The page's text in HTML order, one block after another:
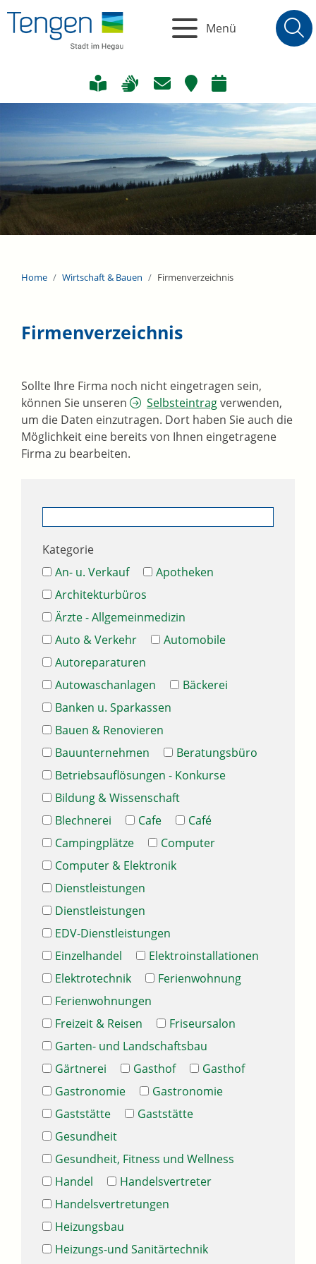
Menü
Home Wirtschaft & Bauen Firmenverzeichnis
Firmenverzeichnis
Sollte Ihre Firma noch nicht eingetragen sein,
können Sie unseren
Selbsteintragverwenden,
um die Daten einzutragen. Dort haben Sie auch die
Möglichkeit eine bereits von Ihnen eingetragene
Firma zu bearbeiten.
Kategorie
An- u. Verkauf
Apotheken
Architekturbüros
Ärzte - Allgemeinmedizin
Auto & Verkehr
Automobile
Autoreparaturen
Autowaschanlagen
Bäckerei
Banken u. Sparkassen
Bauen & Renovieren
Bauunternehmen
Beratungsbüro
Betriebsauflösungen - Konkurse
Bildung & Wissenschaft
Blechnerei
Cafe
Café
Campingplätze
Computer
Computer & Elektronik
Dienstleistungen
Dienstleistungen
EDV-Dienstleistungen
Einzelhandel
Elektroinstallationen
Elektrotechnik
Ferienwohnung
Ferienwohnungen
Freizeit & Reisen
Friseursalon
Garten- und Landschaftsbau
Gärtnerei
Gasthof
Gasthof
Gastronomie
Gastronomie
Gaststätte
Gaststätte
Gesundheit
Gesundheit, Fitness und Wellness
Handel
Handelsvertreter
Handelsvertretungen
Heizungsbau
Heizungs-und Sanitärtechnik